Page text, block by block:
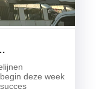
aan het
deze week